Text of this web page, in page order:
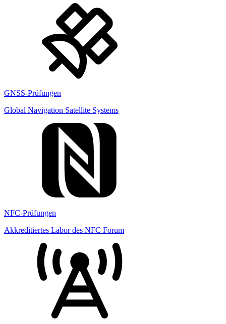
GNSS-Prüfungen
Global Navigation Satellite Systems
NFC-Prüfungen
Akkreditiertes Labor des NFC Forum